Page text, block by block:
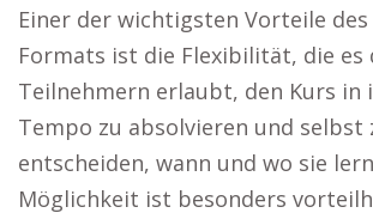
Einer der wichtigsten Vorteile des
Formats ist die Flexibilität, die es
Teilnehmern erlaubt, den Kurs in
Tempo zu absolvieren und selbst
entscheiden, wann und wo sie
Möglichkeit ist besonders